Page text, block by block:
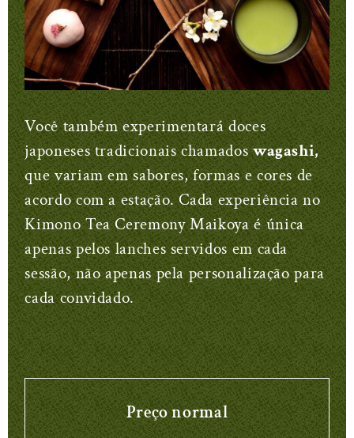
Você também experimentará doces
japoneses tradicionais chamados wagashi,
que variam em sabores, formas e cores de
acordo com a estação. Cada experiência no
Kimono Tea Ceremony Maikoya é única
apenas pelos lanches servidos em cada
sessão, não apenas pela personalização para
cada convidado.
Preço normal